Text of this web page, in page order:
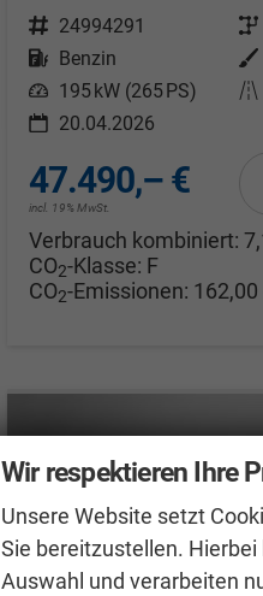
Fahrzeugnr. 24994291 Getriebe
Kraftstoff Benzin Außenfarbe
Leistung 195 kW (265 PS) Kilometerstand
20.04.2026
47.490,– €
incl. 19% MwSt.
Verbrauch kombiniert:
CO2-Klasse: F
CO2-Emissionen:
Wir respektieren Ihre
Unsere Website setzt
Sie bereitzustellen.
Auswahl und verarbeiten